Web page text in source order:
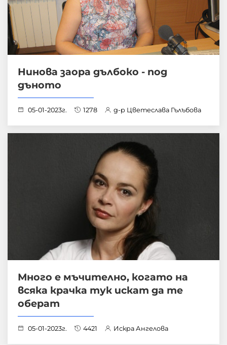
Нинова заора дълбоко - под
дъното
05-01-2023г. 1278 д-р Цветеслава Гълъбова
Много е мъчително, когато на
всяка крачка тук искат да те
оберат
05-01-2023г. 4421 Искра Ангелова